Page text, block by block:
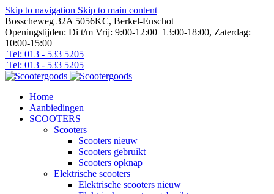
Skip to navigation Skip to main content
Bosscheweg 32A 5056KC, Berkel-Enschot
Openingstijden: Di t/m Vrij: 9:00-12:00 13:00-18:00, Zaterdag:
10:00-15:00
Tel: 013 - 533 5205
Tel: 013 - 533 5205
Home
Aanbiedingen
SCOOTERS
Scooters
Scooters nieuw
Scooters gebruikt
Scooters opknap
Elektrische scooters
Elektrische scooters nieuw